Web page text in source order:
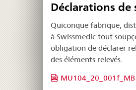
de
soupçon
de
trafic
Déclarations
Quiconque fabrique,
à Swissmedic tout
obligation de déclarer
des éléments relevés.